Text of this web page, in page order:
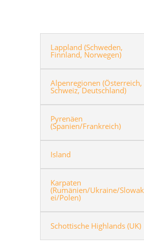
Lappland (Schweden,
Finnland, Norwegen)
Alpenregionen (Österreich,
Schweiz, Deutschland)
Pyrenäen
(Spanien/Frankreich)
Island
Karpaten
(Rumänien/Ukraine/Slowak
ei/Polen)
Schottische Highlands (UK)